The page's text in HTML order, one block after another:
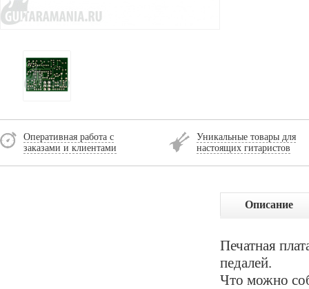
Оперативная работа с
заказами и клиентами
Уникальные товары для
настоящих гитаристов
Описание
Печатная
педалей.
Что можно